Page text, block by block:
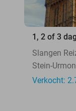
1, 2 of 3
Slangen
Stein-
Verkocht: